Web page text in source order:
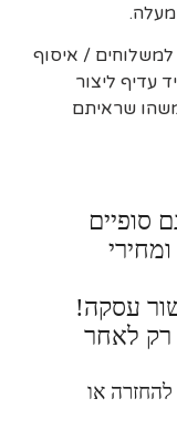
/ איסוף
עדיף ליצור
שראיתם
סופיים
עסקה!
רק לאחר
להחזרה או